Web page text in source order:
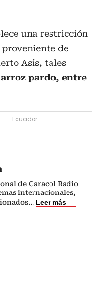
una restricción
de
Asís, tales
pardo, entre
Ecuador
de Caracol Radio
internacionales,
... Leer más